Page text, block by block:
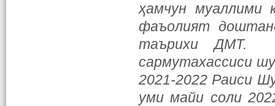
ҳамчун муаллими
фаъолият
таърихи ДМТ.
сармутахассиси
2021-2022 Раиси
уми майи соли